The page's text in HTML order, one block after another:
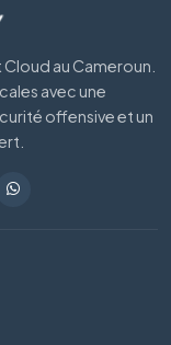
au Cameroun.
avec une
offensive et un